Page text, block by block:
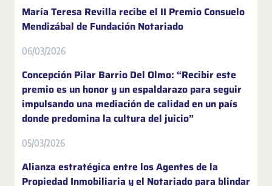
María Teresa Revilla recibe el II Premio Consuelo
Mendizábal de Fundación Notariado
06/03/2026
Concepción Pilar Barrio Del Olmo: “Recibir este
premio es un honor y un espaldarazo para seguir
impulsando una mediación de calidad en un país
donde predomina la cultura del juicio”
05/03/2026
Alianza estratégica entre los Agentes de la
Propiedad Inmobiliaria y el Notariado para blindar